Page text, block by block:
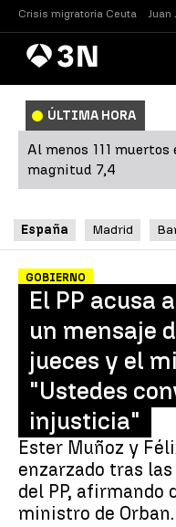
Crisis migratoria Ceuta Juan
AntenaNoticias
ÚLTIMA HORA
Al menos 111
magnitud 7,4
España Madrid
GOBIERNO
El PP acusa
un mensaje
jueces y el
"Ustedes
injusticia"
Ester Muñoz y
enzarzado tras
del PP, afirmando
ministro de